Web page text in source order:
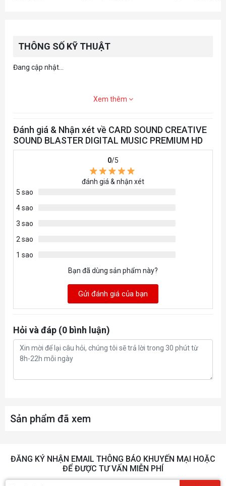
THÔNG SỐ KỸ THUẬT
Đang cập nhật...
Xem thêm
Đánh giá & Nhận xét về CARD SOUND CREATIVE
SOUND BLASTER DIGITAL MUSIC PREMIUM HD
0/5
đánh giá & nhận xét
5 sao
4 sao
3 sao
2 sao
1 sao
Bạn đã dùng sản phẩm này?
Gửi đánh giá của bạn
Hỏi và đáp (0 bình luận)
Sản phẩm đã xem
ĐĂNG KÝ NHẬN EMAIL THÔNG BÁO KHUYẾN MẠI HOẶC
ĐỂ ĐƯỢC TƯ VẤN MIỄN PHÍ